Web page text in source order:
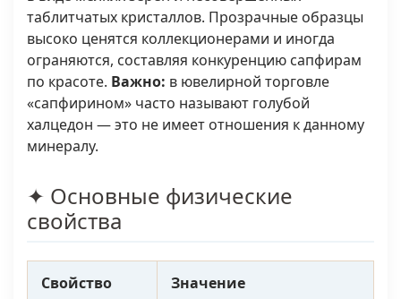
таблитчатых кристаллов. Прозрачные образцы
высоко ценятся коллекционерами и иногда
ограняются, составляя конкуренцию сапфирам
по красоте. Важно: в ювелирной торговле
«сапфирином» часто называют голубой
халцедон — это не имеет отношения к данному
минералу.
✦ Основные физические
свойства
Свойство Значение